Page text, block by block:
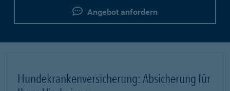
Angebot anfordern
Hundekrankenversicherung: Absicherung für